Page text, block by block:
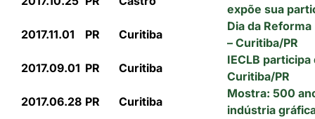
expõe sua
2017.11.01
PR Curitiba
Dia da
– Curitiba/PR
2017.09.01 PR Curitiba
IECLB
Curitiba/PR
2017.06.28 PR Curitiba
Mostra: 500
indústria